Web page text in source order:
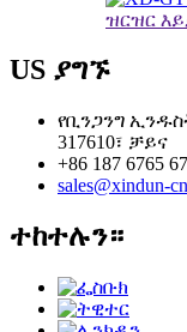
ዝርዝር
US ያግኙ
የቢንጋንግ
317610፣ ቻይና
+86 187 6765
sales@xindun-
ተከተሉን።